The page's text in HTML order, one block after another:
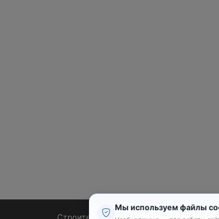
Строительные тендеры
Мы используем файлы